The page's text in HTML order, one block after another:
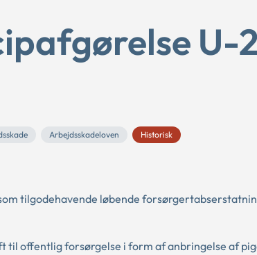
U-
Arbejdsskadeloven Historisk
tilgodehavende løbende
til offentlig forsørgelse i form af anbringelse af